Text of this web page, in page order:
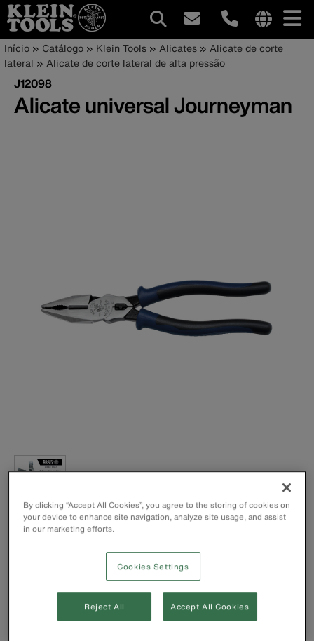
Pular
para
conteúdo
principal
site
Navegação
principal
Trilha
de
navegação
Início Catálogo Klein Tools Alicates
Alicate de corte
lateral
Alicate de corte lateral de alta pressão
J12098
Alicate universal Journeyman
Matriz de crimpagem atrás da articulação para crimpagem
terminais não isolados.
Empunhadura dentada de tubo para mais força de aperto.
Facas de corte temperadas por indução para longa vida
Junta rebitada a quente garante uma ação suave sem
By clicking “Accept All Cookies”, you agree to the storing of cookies on
your device to enhance site navigation, analyze site usage, and assist
in our marketing efforts.
Cookies Settings
Reject All Accept All Cookies